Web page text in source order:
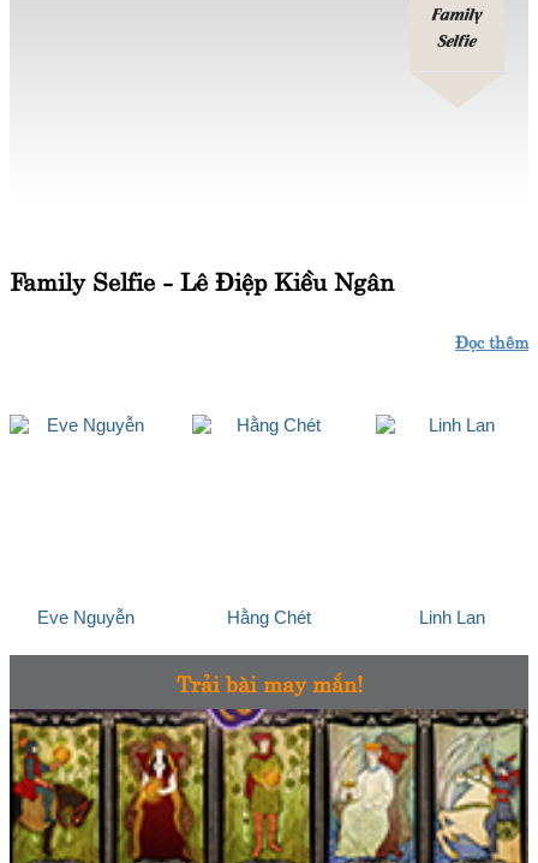
Family
Selfie
Family Selfie - Lê Điệp Kiều Ngân
Đọc thêm
Eve Nguyễn Hằng Chét Linh Lan
Trải bài may mắn!